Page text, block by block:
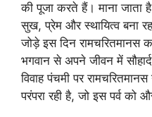
की पूजा करते हैं। माना जाता
सुख, प्रेम और स्थायित्व बना
जोड़े इस दिन रामचरितमानस
भगवान से अपने जीवन में
विवाह पंचमी पर
परंपरा रही है, जो इस पर्व को